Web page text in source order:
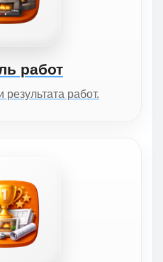
работ
работ.